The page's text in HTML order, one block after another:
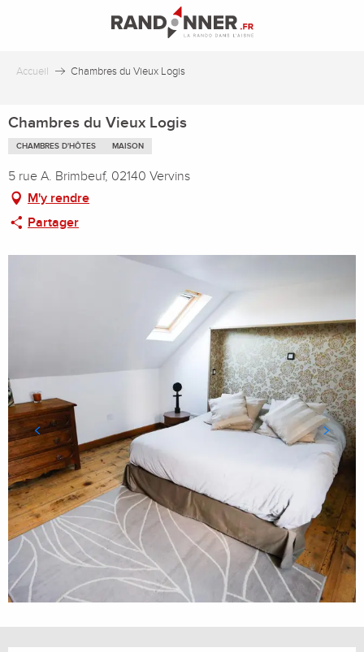
principal
Accueil Chambres du Vieux Logis
Chambres du Vieux Logis
CHAMBRES D'HÔTES MAISON
5 rue A. Brimbeuf, 02140 Vervins
M'y rendre
Partager